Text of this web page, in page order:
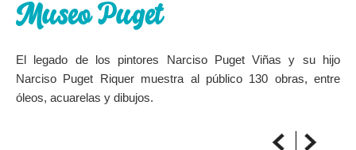
DISFRUTA IBIZA
Propuestas para todos los gustos
AGENDA
Cada día algo nuevo
Museo Puget
El legado de los pintores Narciso Puget Viñas y su hijo
Narciso Puget Riquer muestra al público 130 obras, entre
óleos, acuarelas y dibujos.